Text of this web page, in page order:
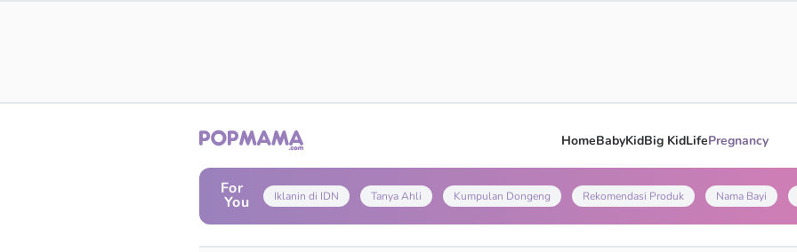
HomeBabyKidBig KidLifePregnancy
For
You Iklanin di IDN Tanya Ahli Kumpulan Dongeng Rekomendasi Produk Nama Bayi